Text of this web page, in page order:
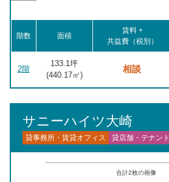
階数 面積
賃料 +
共益費（税別）
2階
133.1坪
(440.17㎡)
相談
サニーハイツ大崎
貸事務所・賃貸オフィス 貸店舗・テナント
合計2枚の画像